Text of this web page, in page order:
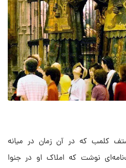
۱۴۹۸، کریستف کلمب که در آن زمان در میانه
نوشت که املاک او در جنوا